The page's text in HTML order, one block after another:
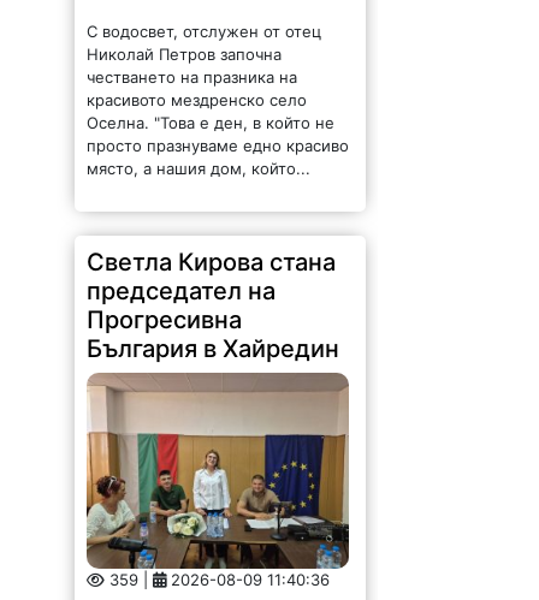
С водосвет, отслужен от отец
Николай Петров започна
честването на празника на
красивото мездренско село
Оселна. "Това е ден, в който не
просто празнуваме едно красиво
място, а нашия дом, който...
Светла Кирова стана
председател на
Прогресивна
България в Хайредин
359 | 2026-08-09 11:40:36